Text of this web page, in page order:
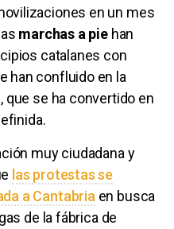
en un mes
marchas a piehan
catalanes con
han confluido en la
que se ha convertido en
muy ciudadana y
las protestas se
a Cantabria en busca
de la fábrica de